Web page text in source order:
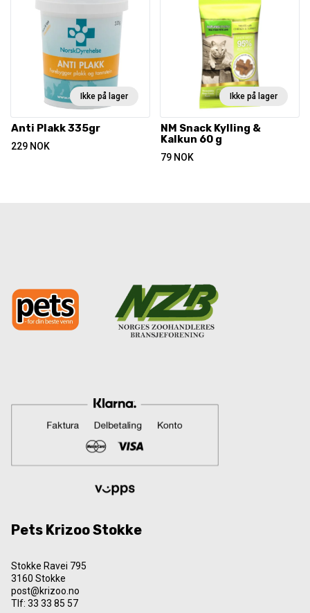
Ikke på lager
Anti Plakk 335gr
229 NOK
Ikke på lager
NM Snack Kylling &
Kalkun 60 g
79 NOK
Pets Krizoo Stokke
Stokke Ravei 795
3160 Stokke
post@krizoo.no
Tlf: 33 33 85 57